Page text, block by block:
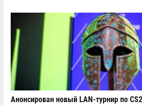
Анонсирован новый LAN-турнир по